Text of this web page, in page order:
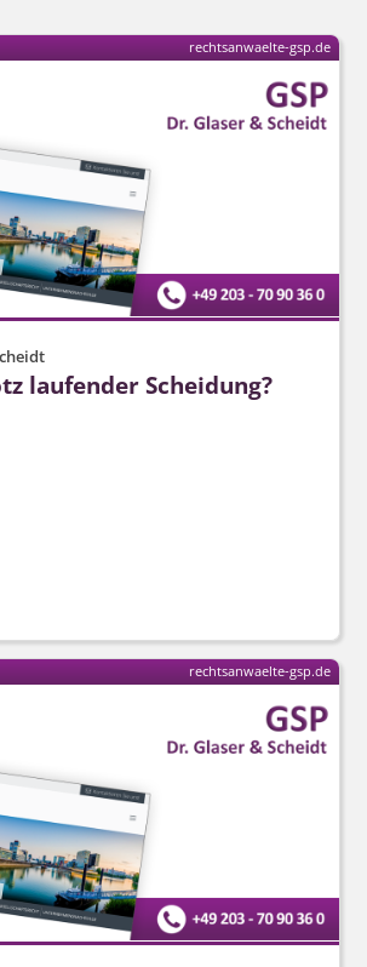
laufender Scheidung?
rechtsanwaelte-gsp.de
rechtsanwaelte-gsp.de